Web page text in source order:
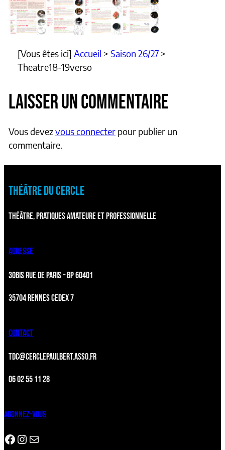
[Vous êtes ici] Accueil > Saison 26/27>
Theatre18-19verso
LAISSER UN COMMENTAIRE
Vous devezvous connecterpour publier un
commentaire.
THÉÂTRE DU CERCLE
THÉÂTRE, PRATIQUES AMATEURE ET PROFESSIONNELLE
ADRESSE
30BIS RUE DE PARIS – BP 60401
35704 RENNES CEDEX 7
CONTACT
TDC@CERCLEPAULBERT.ASSO.FR
06 02 55 11 28
ABONNEZ-VOUS
Facebook Instagram Newsletter